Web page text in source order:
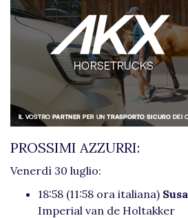
PROSSIMI AZZURRI:
Venerdì 30 luglio:
18:58 (11:58 ora italiana)
Imperial van de Holtakker